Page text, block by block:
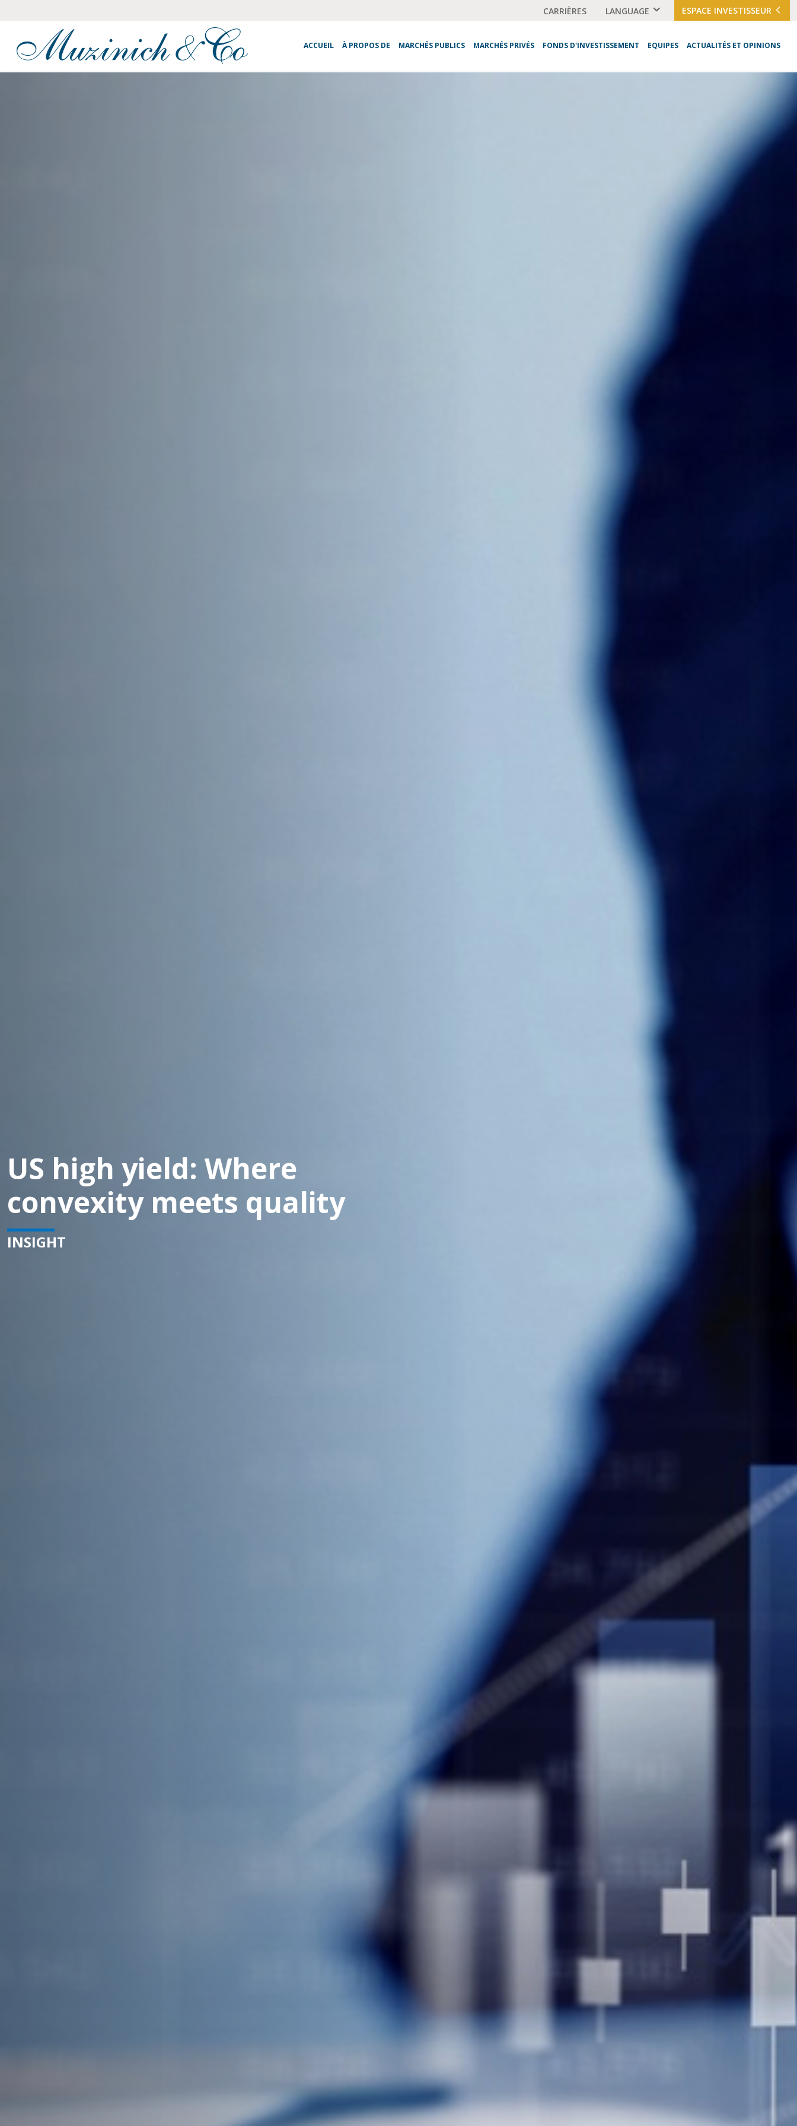
CARRIÈRES LANGUAGE ESPACE INVESTISSEUR
ACCUEIL À PROPOS DE MARCHÉS PUBLICS MARCHÉS PRIVÉS FONDS D'INVESTISSEMENT EQUIPES ACTUALITÉS ET OPINIONS
US high yield: Where
convexity meets quality
INSIGHT